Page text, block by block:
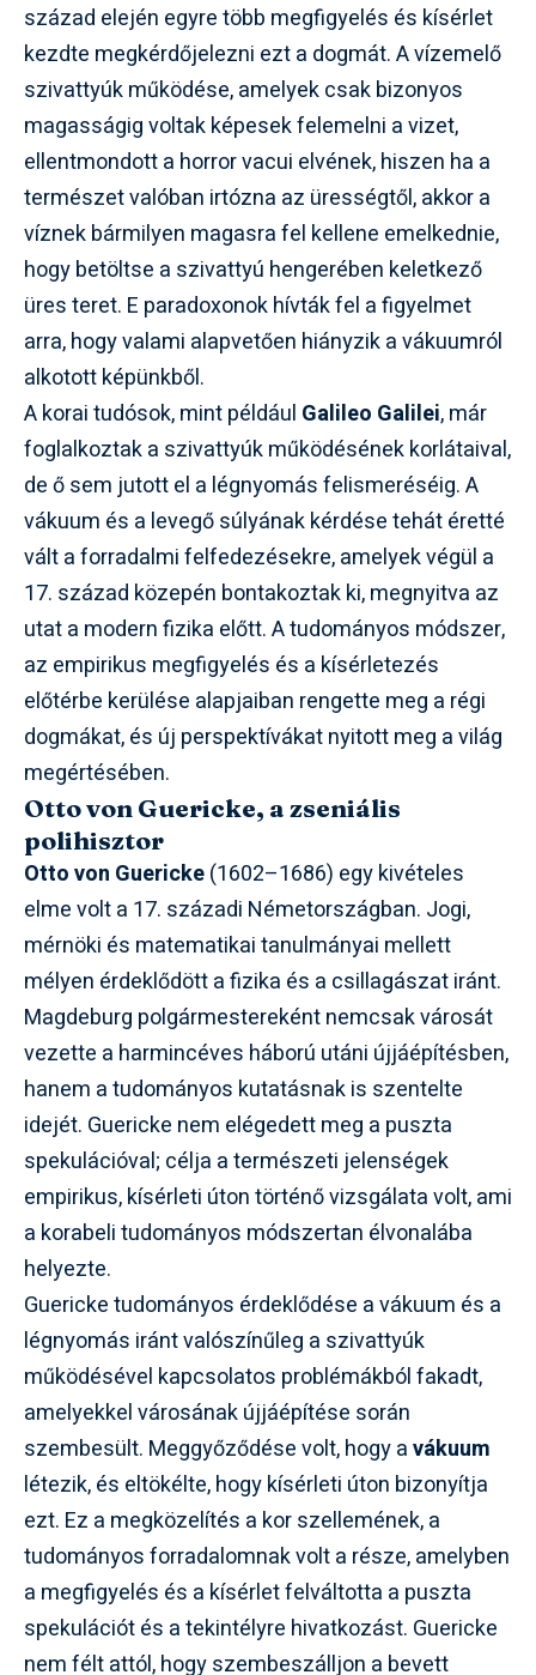
század elején egyre több megfigyelés és kísérlet
kezdte megkérdőjelezni ezt a dogmát. A vízemelő
szivattyúk működése, amelyek csak bizonyos
magasságig voltak képesek felemelni a vizet,
ellentmondott a horror vacui elvének, hiszen ha a
természet valóban irtózna az ürességtől, akkor a
víznek bármilyen magasra fel kellene emelkednie,
hogy betöltse a szivattyú hengerében keletkező
üres teret. E paradoxonok hívták fel a figyelmet
arra, hogy valami alapvetően hiányzik a vákuumról
alkotott képünkből.
A korai tudósok, mint például Galileo Galilei, már
foglalkoztak a szivattyúk működésének korlátaival,
de ő sem jutott el a légnyomás felismeréséig. A
vákuum és a levegő súlyának kérdése tehát éretté
vált a forradalmi felfedezésekre, amelyek végül a
17. század közepén bontakoztak ki, megnyitva az
utat a modern fizika előtt. A tudományos módszer,
az empirikus megfigyelés és a kísérletezés
előtérbe kerülése alapjaiban rengette meg a régi
dogmákat, és új perspektívákat nyitott meg a világ
megértésében.
Otto von Guericke, a zseniális
polihisztor
Otto von Guericke(1602–1686) egy kivételes
elme volt a 17. századi Németországban. Jogi,
mérnöki és matematikai tanulmányai mellett
mélyen érdeklődött a fizika és a csillagászat iránt.
Magdeburg polgármestereként nemcsak városát
vezette a harmincéves háború utáni újjáépítésben,
hanem a tudományos kutatásnak is szentelte
idejét. Guericke nem elégedett meg a puszta
spekulációval; célja a természeti jelenségek
empirikus, kísérleti úton történő vizsgálata volt, ami
a korabeli tudományos módszertan élvonalába
helyezte.
Guericke tudományos érdeklődése a vákuum és a
légnyomás iránt valószínűleg a szivattyúk
működésével kapcsolatos problémákból fakadt,
amelyekkel városának újjáépítése során
szembesült. Meggyőződése volt, hogy avákuum
létezik, és eltökélte, hogy kísérleti úton bizonyítja
ezt. Ez a megközelítés a kor szellemének, a
tudományos forradalomnak volt a része, amelyben
a megfigyelés és a kísérlet felváltotta a puszta
spekulációt és a tekintélyre hivatkozást. Guericke
nem félt attól, hogy szembeszálljon a bevett